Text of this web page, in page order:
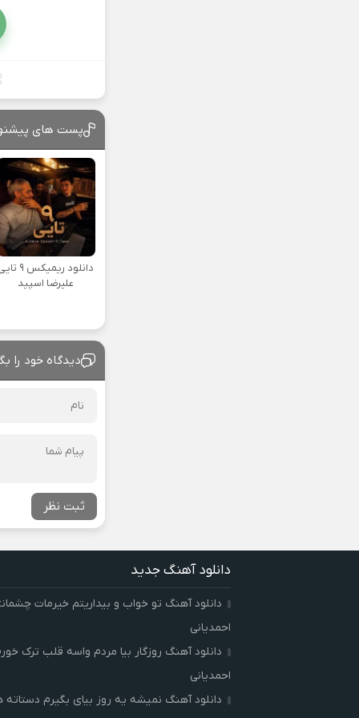
پست های
دانلود ریمیکس ۹
علیرضا اسپید
دیدگاه خود را
ثبت نظر
دانلود آهنگ جدید
دانلود آهنگ تو خواب و بیداریتم خیرمات
احمدیانی
دانلود آهنگ روزگار بیا مردم واسه قلب ترک
احمدیانی
دانلود آهنگ نمیشه یه روز بیای بگیرم